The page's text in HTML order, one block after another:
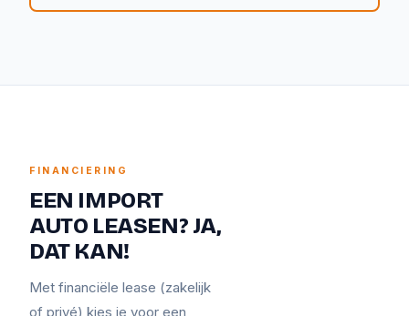
FINANCIERING
EEN IMPORT
AUTO LEASEN? JA,
DAT KAN!
Met financiële lease (zakelijk
of privé) kies je voor een